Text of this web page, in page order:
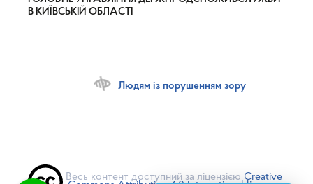
В КИЇВСЬКІЙ ОБЛАСТІ
Людям із порушенням зору
Весь контент доступний за ліцензієюCreative